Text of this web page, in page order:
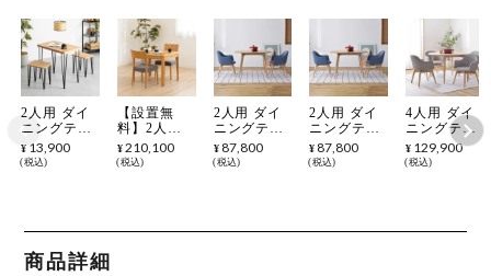
2人用 ダイ
ニングテー
ブル セット
3点 アート
ンナチュラ
ル ヴィンテ
ージブラウ
¥ 13,900
税込
【設置無
料】2人用
RifactionBa
sicStyle ダ
ングチェア
¥210,100
税込
2人用 ダイ
ニングテー
ブル セット
3点 丸テー
ュラル (幅
¥ 87,800
税込
2人用 ダイ
ニングテー
ブル セット
3点 丸テー
北欧風 ナチ
¥ 87,800
税込
4人用 ダイ
ニングテー
ブル セット
5点 円形テ
北欧風 ナチ
¥ 129,900
税込
商品詳細